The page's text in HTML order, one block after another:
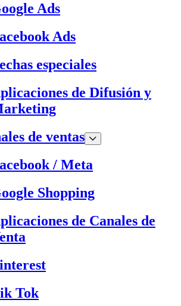
Ads
Ads
especiales
de Difusión y
de ventas
/ Meta
Shopping
de Canales de
Tok